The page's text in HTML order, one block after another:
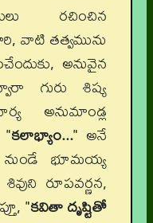
రచించిన
వాటి తత్వమును
అనువైన
గురు శిష్య
అనుమాండ్ల
కలాభ్యాం..." అనే
భూమయ్య
రూపవర్ణన,
"కవితా దృష్టితో